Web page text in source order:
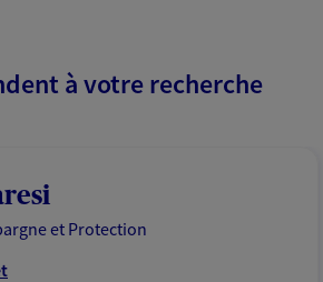
à votre recherche
et Protection